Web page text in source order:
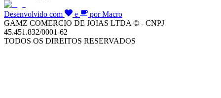
Desenvolvido com e
por Macro
GAMZ COMERCIO DE JOIAS LTDA © - CNPJ
45.451.832/0001-62
TODOS OS DIREITOS RESERVADOS